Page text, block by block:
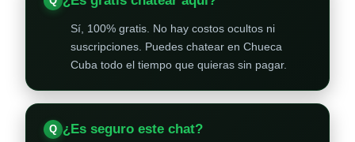
Sí, 100% gratis. No hay costos ocultos ni
suscripciones. Puedes chatear en Chueca
Cuba todo el tiempo que quieras sin pagar.
¿Es seguro este chat?